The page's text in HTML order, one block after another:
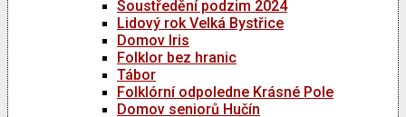
Soustředění podzim 2024
Lidový rok Velká Bystřice
Domov Iris
Folklor bez hranic
Tábor
Folklórní odpoledne Krásné Pole
Domov seniorů Hučín